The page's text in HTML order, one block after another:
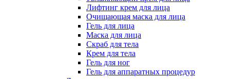
Лифтинг крем для лица
Очищающая маска для лица
Гель для лица
Маска для лица
Скраб для тела
Крем для тела
Гель для ног
Гель для аппаратных процедур